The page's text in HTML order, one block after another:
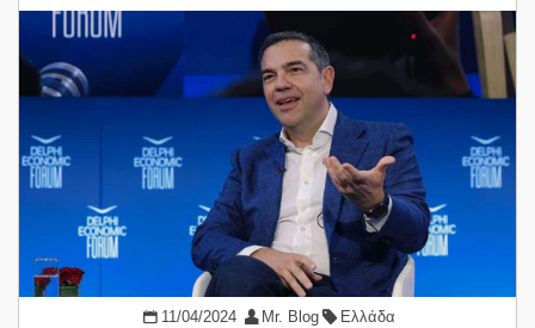
11/04/2024 Mr. Blog Ελλάδα